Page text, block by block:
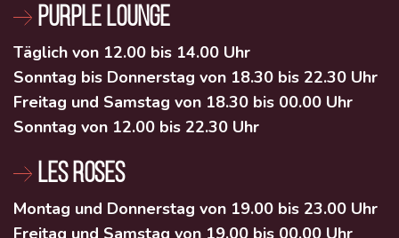
PURPLE LOUNGE
Täglich von 12.00 bis 14.00 Uhr
Sonntag bis Donnerstag von 18.30 bis 22.30 Uhr
Freitag und Samstag von 18.30 bis 00.00 Uhr
Sonntag von 12.00 bis 22.30 Uhr
LES ROSES
Montag und Donnerstag von 19.00 bis 23.00 Uhr